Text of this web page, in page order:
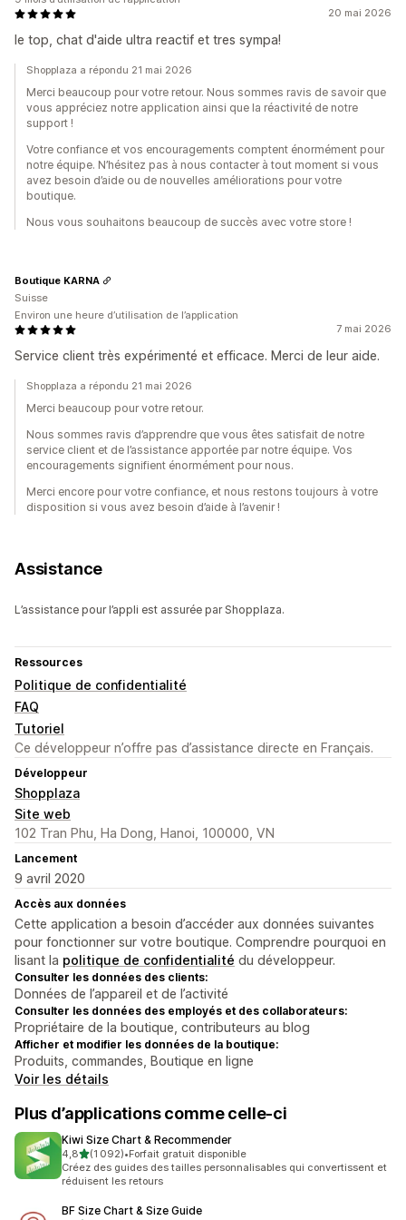
20 mai 2026
le top, chat d'aide ultra reactif et tres sympa!
Shopplaza a répondu 21 mai 2026
Merci beaucoup pour votre retour. Nous sommes ravis de savoir que
vous appréciez notre application ainsi que la réactivité de notre
support !
Votre confiance et vos encouragements comptent énormément pour
notre équipe. N’hésitez pas à nous contacter à tout moment si vous
avez besoin d’aide ou de nouvelles améliorations pour votre
boutique.
Nous vous souhaitons beaucoup de succès avec votre store !
7 mai 2026
Service client très expérimenté et efficace. Merci de leur aide.
Boutique KARNA
Suisse
Environ une heure d’utilisation de l’application
Shopplaza a répondu 21 mai 2026
Merci beaucoup pour votre retour.
Nous sommes ravis d’apprendre que vous êtes satisfait de notre
service client et de l’assistance apportée par notre équipe. Vos
encouragements signifient énormément pour nous.
Merci encore pour votre confiance, et nous restons toujours à votre
disposition si vous avez besoin d’aide à l’avenir !
Assistance
L’assistance pour l’appli est assurée par Shopplaza.
Ressources
Politique de confidentialité
FAQ
Tutoriel
Ce développeur n’offre pas d’assistance directe en Français.
Développeur
Shopplaza
Site web
102 Tran Phu, Ha Dong, Hanoi, 100000, VN
Lancement
9 avril 2020
Accès aux données
Cette application a besoin d’accéder aux données suivantes
pour fonctionner sur votre boutique. Comprendre pourquoi en
lisant la politique de confidentialité du développeur.
Consulter les données des clients:
Données de l’appareil et de l’activité
Consulter les données des employés et des collaborateurs:
Propriétaire de la boutique, contributeurs au blog
Afficher et modifier les données de la boutique:
Produits, commandes, Boutique en ligne
Voir les détails
Plus d’applications comme celle-ci
Kiwi Size Chart & Recommender
4,8étoile(s) sur 5
(1 092)
1092 avis au total
•Forfait gratuit disponible
Créez des guides des tailles personnalisables qui convertissent et
réduisent les retours
BF Size Chart & Size Guide